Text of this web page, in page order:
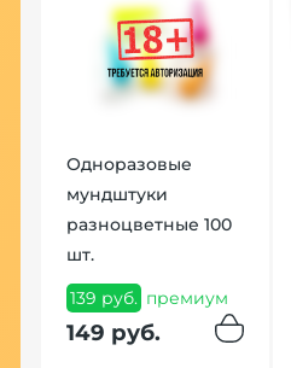
Одноразовые
мундштуки
разноцветные 100
шт.
139 руб. премиум
149 руб.